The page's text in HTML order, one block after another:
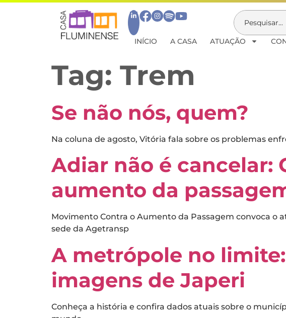
INÍCIO A CASA ATUAÇÃO
Tag: Trem
Se não nós, quem?
Na coluna de agosto, Vitória fala sobre os problemas
Adiar não é cancelar:
aumento da
Movimento Contra o Aumento da Passagem convoca o
sede da Agetransp
A metrópole no
imagens de Japeri
Conheça a história e confira dados atuais sobre o